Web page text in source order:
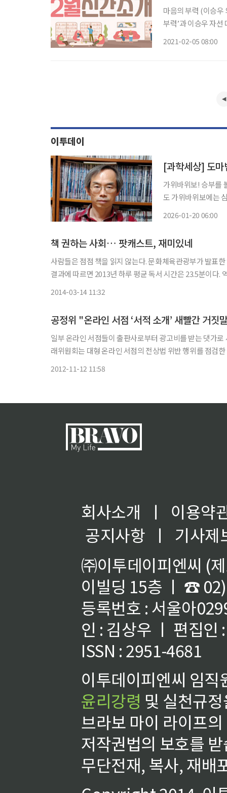
마음의 부력 (이승우
부력’과 이승우 자선
2021-02-05 08:00
이투데이
[과학세상] 도마
가위바위보! 승부를
도 가위바위보에는
2026-01-20 06:00
책 권하는 사회… 팟캐스트, 재미있네
사람들은 점점 책을 읽지 않는다. 문화체육관광부가 발표
결과에 따르면 2013년 하루 평균 독서 시간은 23.5분이다
2014-03-14 11:32
공정위 "온라인 서점 ‘서적 소개’ 새빨간 거짓
일부 온라인 서점들이 출판사로부터 광고비를 받는 댓가로
래위원회는 대형 온라인 서점의 전상법 위반 행위를 점검
2012-11-12 11:58
회사소개 ㅣ
이용약
공지사항
ㅣ
기사제
㈜이투데이피엔씨 (
이빌딩 15층 ㅣ ☎
등록번호 : 서울아
인 : 김상우 ㅣ 편집인
ISSN : 2951-4681
이투데이피엔씨 임
윤리강령 및 실천규
브라보 마이 라이프
저작권법의 보호를
무단전재, 복사, 재배